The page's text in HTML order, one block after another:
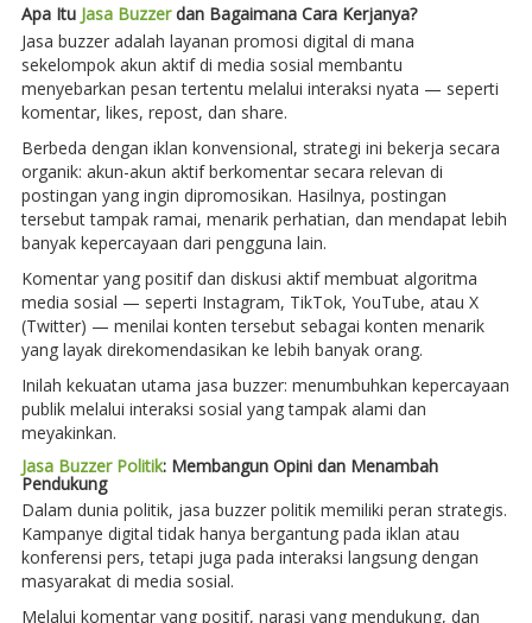
Apa Itu Jasa Buzzerdan Bagaimana Cara Kerjanya?
Jasa buzzer adalah layanan promosi digital di mana
sekelompok akun aktif di media sosial membantu
menyebarkan pesan tertentu melalui interaksi nyata — seperti
komentar, likes, repost, dan share.
Berbeda dengan iklan konvensional, strategi ini bekerja secara
organik: akun-akun aktif berkomentar secara relevan di
postingan yang ingin dipromosikan. Hasilnya, postingan
tersebut tampak ramai, menarik perhatian, dan mendapat lebih
banyak kepercayaan dari pengguna lain.
Komentar yang positif dan diskusi aktif membuat algoritma
media sosial — seperti Instagram, TikTok, YouTube, atau X
(Twitter) — menilai konten tersebut sebagai konten menarik
yang layak direkomendasikan ke lebih banyak orang.
Inilah kekuatan utama jasa buzzer: menumbuhkan kepercayaan
publik melalui interaksi sosial yang tampak alami dan
meyakinkan.
Jasa Buzzer Politik: Membangun Opini dan Menambah
Pendukung
Dalam dunia politik, jasa buzzer politik memiliki peran strategis.
Kampanye digital tidak hanya bergantung pada iklan atau
konferensi pers, tetapi juga pada interaksi langsung dengan
masyarakat di media sosial.
Melalui komentar yang positif, narasi yang mendukung, dan